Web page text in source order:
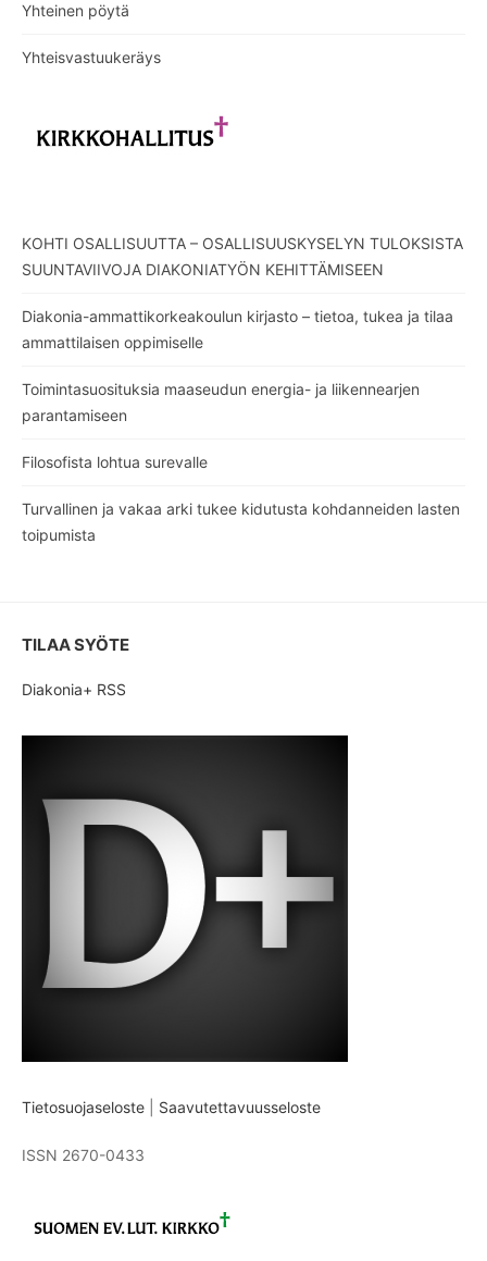
Yhteinen pöytä
Yhteisvastuukeräys
KOHTI OSALLISUUTTA – OSALLISUUSKYSELYN TULOKSISTA
SUUNTAVIIVOJA DIAKONIATYÖN KEHITTÄMISEEN
Diakonia-ammattikorkeakoulun kirjasto – tietoa, tukea ja tilaa
ammattilaisen oppimiselle
Toimintasuosituksia maaseudun energia- ja liikennearjen
parantamiseen
Filosofista lohtua surevalle
Turvallinen ja vakaa arki tukee kidutusta kohdanneiden lasten
toipumista
TILAA SYÖTE
Diakonia+ RSS
Tietosuojaseloste Saavutettavuusseloste
ISSN 2670-0433